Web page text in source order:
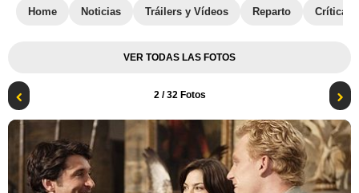
Home Noticias Tráilers y Vídeos Reparto Críticas
VER TODAS LAS FOTOS
2/ 32 Fotos